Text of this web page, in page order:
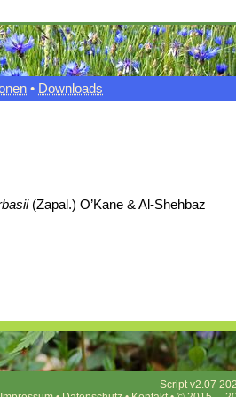
• Downloads
(Zapal.) O’Kane & Al-Shehbaz
Script v2.07